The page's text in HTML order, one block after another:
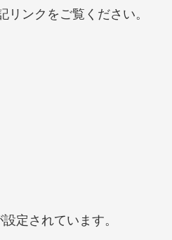
リンクをご覧ください。
定されています。